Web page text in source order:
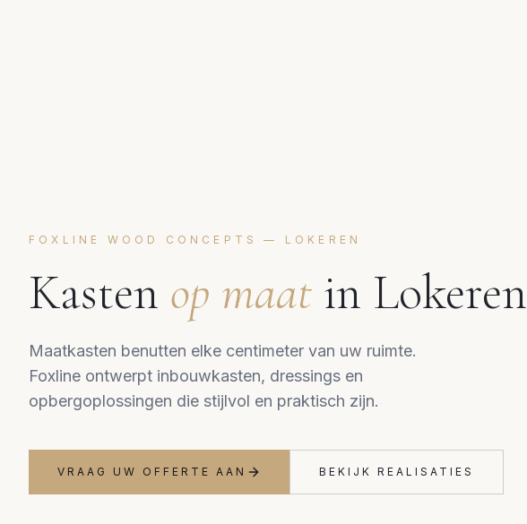
FOXLINE WOOD CONCEPTS — LOKEREN
Kasten op maat in Lokeren
Maatkasten benutten elke centimeter van uw ruimte.
Foxline ontwerpt inbouwkasten, dressings en
opbergoplossingen die stijlvol en praktisch zijn.
VRAAG UW OFFERTE AAN BEKIJK REALISATIES